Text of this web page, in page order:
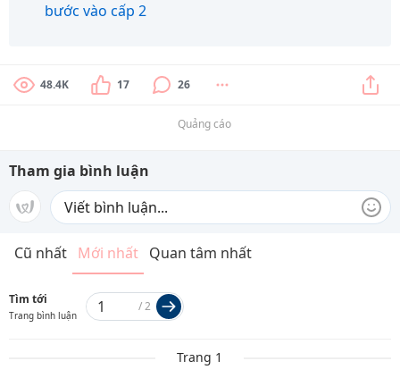
bước vào cấp 2
48.4K 17 26
Quảng cáo
Tham gia bình luận
Cũ nhất Mới nhất Quan tâm nhất
Tìm tới
Trang bình luận
/2
Trang 1